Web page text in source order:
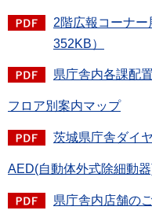
2階広報コーナー
352KB）
県庁舎内各課配
フロア別案内マップ
茨城県庁舎ダイ
AED(自動体外式除細動
県庁舎内店舗の